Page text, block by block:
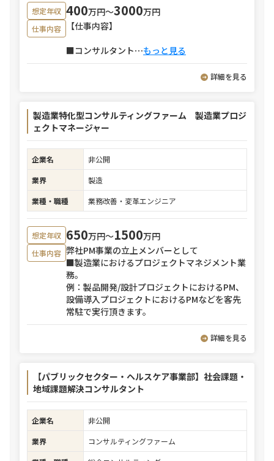
想定年収 400万円〜3000万円
仕事内容
【仕事内容】
■コンサルタント⋯もっと見る
詳細を見る
製造業特化型コンサルティングファーム 製造業プロジ
ェクトマネージャー
企業名
非公開
業界
製造
業種・職種
業務改善・変革エンジニア
想定年収 650万円〜1500万円
仕事内容 弊社PM事業の立上メンバーとして
■製造業におけるプロジェクトマネジメント業
務。
例：製品開発/設計プロジェクトにおけるPM、
設備導入プロジェクトにおけるPMなどを客先
常駐で実行頂きます。
詳細を見る
【パブリックセクター・ヘルスケア事業部】社会課題・
地域課題解決コンサルタント
企業名
非公開
業界
コンサルティングファーム